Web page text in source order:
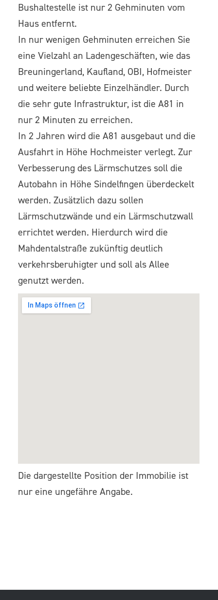
Bushaltestelle ist nur 2 Gehminuten vom
Haus entfernt.
In nur wenigen Gehminuten erreichen Sie
eine Vielzahl an Ladengeschäften, wie das
Breuningerland, Kaufland, OBI, Hofmeister
und weitere beliebte Einzelhändler. Durch
die sehr gute Infrastruktur, ist die A81 in
nur 2 Minuten zu erreichen.
In 2 Jahren wird die A81 ausgebaut und die
Ausfahrt in Höhe Hochmeister verlegt. Zur
Verbesserung des Lärmschutzes soll die
Autobahn in Höhe Sindelfingen überdeckelt
werden. Zusätzlich dazu sollen
Lärmschutzwände und ein Lärmschutzwall
errichtet werden. Hierdurch wird die
Mahdentalstraße zukünftig deutlich
verkehrsberuhigter und soll als Allee
genutzt werden.
Die dargestellte Position der Immobilie ist
nur eine ungefähre Angabe.